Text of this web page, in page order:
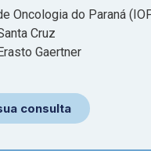
Oncologia do Paraná
Cruz
Gaertner
consulta